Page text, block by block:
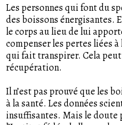
Les personnes qui font du
des boissons énergisantes.
le corps au lieu de lui
compenser les pertes liées
qui fait transpirer. Cela
récupération.
Il n’est pas prouvé que les
à la santé. Les données
insuffisantes. Mais le doute